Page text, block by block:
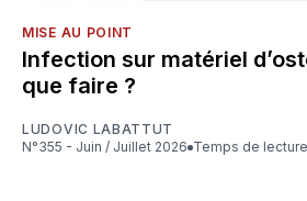
MISE AU POINT
Infection sur matériel
que faire ?
LUDOVIC LABATTUT
N°355 - Juin / Juillet 2026
Temps de